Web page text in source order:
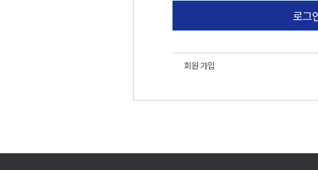
로그
회원 가입